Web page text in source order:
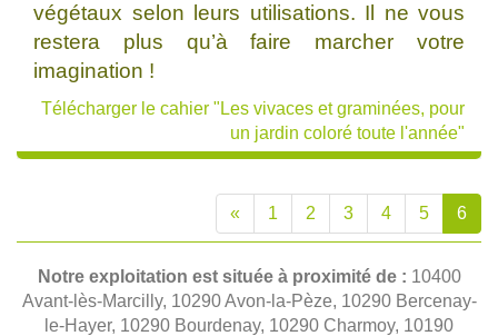
végétaux selon leurs utilisations. Il ne vous
restera plus qu’à faire marcher votre
imagination !
Télécharger le cahier "Les vivaces et graminées, pour
un jardin coloré toute l'année"
« 1 2 3 4 5 6
Notre exploitation est située à proximité de : 10400
Avant-lès-Marcilly, 10290 Avon-la-Pèze, 10290 Bercenay-
le-Hayer, 10290 Bourdenay, 10290 Charmoy, 10190